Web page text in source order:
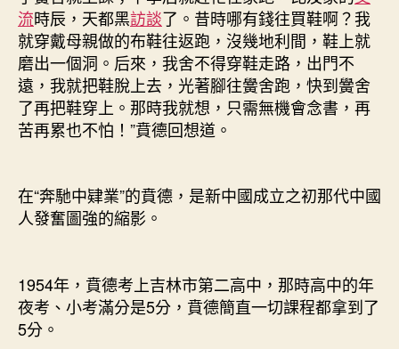
流時辰，天都黑訪談了。昔時哪有錢往買鞋啊？我
就穿戴母親做的布鞋往返跑，沒幾地利間，鞋上就
磨出一個洞。后來，我舍不得穿鞋走路，出門不
遠，我就把鞋脫上去，光著腳往黌舍跑，快到黌舍
了再把鞋穿上。那時我就想，只需無機會念書，再
苦再累也不怕！”賁德回想道。
在“奔馳中肄業”的賁德，是新中國成立之初那代中國
人發奮圖強的縮影。
1954年，賁德考上吉林市第二高中，那時高中的年
夜考、小考滿分是5分，賁德簡直一切課程都拿到了
5分。